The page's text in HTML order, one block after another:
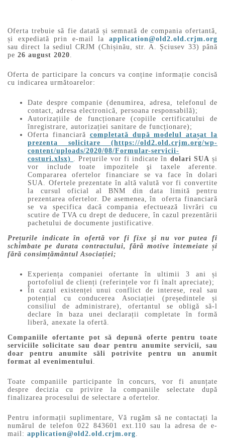
Oferta trebuie să fie datată și semnată de compania ofertantă,
și expediată prin e-mail la application@old2.old.crjm.org
sau direct la sediul CRJM (Chișinău, str. A. Șciusev 33) până
pe 26 august 2020
Oferta de participare la concurs va conține informație concisă
cu indicarea următoarelor:
Date despre companie (denumirea, adresa, telefonul de
contact, adresa electronică, persoana responsabilă);
Autorizațiile de funcționare (copiile certificatului de
înregistrare, autorizației sanitare de funcționare);
Oferta financiară completată după modelul atașat la
prezenta solicitare (https://old2.old.crjm.org/wp-
content/uploads/2020/08/Formular-servicii-
costuri.xlsx) . Prețurile vor fi indicate în dolari SUA și
vor include toate impozitele şi taxele aferente.
Compararea ofertelor financiare se va face în dolari
SUA. Ofertele prezentate în altă valută vor fi convertite
la cursul oficial al BNM din data limită pentru
prezentarea ofertelor. De asemenea, în oferta financiară
se va specifica dacă compania efectuează livrări cu
scutire de TVA cu drept de deducere, în cazul prezentării
pachetului de documente justificative.
Prețurile indicate în ofertă vor fi fixe şi nu vor putea fi
schimbate pe durata contractului, fără motive întemeiate și
fără consimțământul Asociației;
Experiența companiei ofertante în ultimii 3 ani și
portofoliul de clienți (referințele vor fi înalt apreciate);
În cazul existenței unui conflict de interese, real sau
potențial cu conducerea Asociației (președintele și
consiliul de administrare), ofertantul se obligă să-l
declare în baza unei declarații completate în formă
liberă, anexate la ofertă.
Companiile ofertante pot să depună oferte pentru toate
serviciile solicitate sau doar pentru anumite servicii, sau
doar pentru anumite săli potrivite pentru un anumit
format al evenimentului.
Toate companiile participante în concurs, vor fi anunțate
despre decizia cu privire la companiile selectate după
finalizarea procesului de selectare a ofertelor.
Pentru informații suplimentare, Vă rugăm să ne contactați la
numărul de telefon 022 843601 ext.110 sau la adresa de e-
mail: application@old2.old.crjm.org